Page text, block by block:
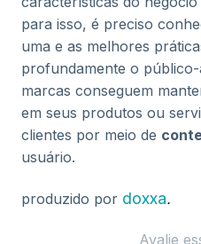
para isso, é preciso
uma e as melhores
profundamente o
marcas conseguem
em seus produtos ou
clientes por meio de
usuário.
produzido por doxxa.
Avalie